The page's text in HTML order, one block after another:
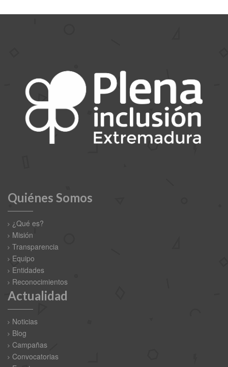
Quiénes Somos
¿Qué es?
Misión
Transparencia
Equipo
Entidades
Reconocimientos
Actualidad
Noticias
Blog
Campañas
Convocatorias